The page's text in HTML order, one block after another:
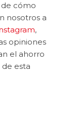
cómo
nosotros a
,
opiniones
el ahorro
esta